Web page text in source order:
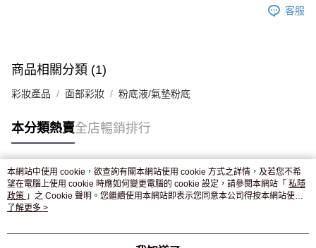
付款後門市自取，訂單確認後2-4個工作天到店，7天內取。逾期後
客服
商品相關分類 (1)
彩妝產品 面部彩妝 粉底液/氣墊粉底
本分類熱賣全店暢銷排行
熱門標籤
熱銷排行
本網站中使用 cookie，欲查詢有關本網站使用 cookie 方式之詳情，及若您不希
望在電腦上使用 cookie 時應如何變更電腦的 cookie 設定，請參閱本網站「 私隱
政策 」之 Cookie 聲明。您繼續使用本網站即表示您同意本公司得按本網站使用
條款之 Cookie 聲明使用 cookie。
了解更多 >